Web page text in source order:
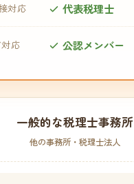
対応 代表税理士
応 公認メンバー
一般的な税理士事務所
他の事務所・税理士法人